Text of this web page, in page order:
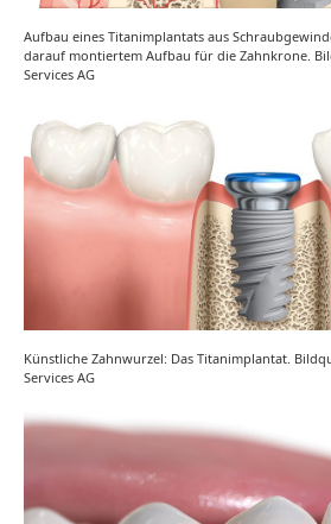
Aufbau eines Titanimplantats aus
darauf montiertem Aufbau für die Zahnkrone.
Services AG
Künstliche Zahnwurzel: Das Titanimplantat.
Services AG